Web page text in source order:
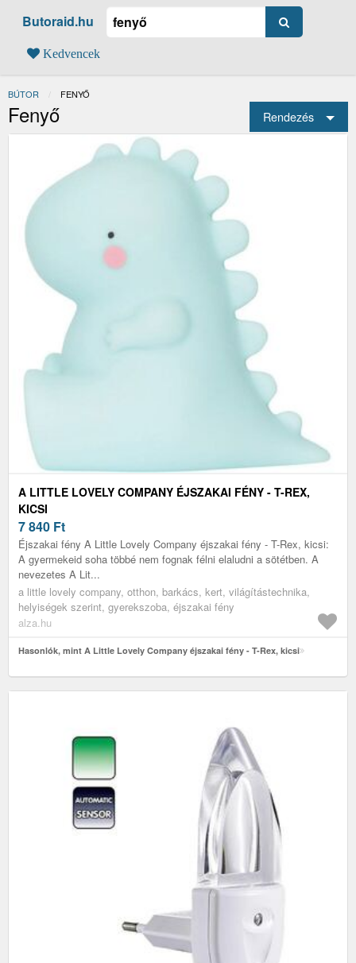
Butoraid.hu
Kedvencek
BÚTOR JELENLEGI:
FENYŐ
Fenyő Rendezés
A LITTLE LOVELY COMPANY ÉJSZAKAI FÉNY - T-REX,
KICSI
7 840 Ft
Éjszakai fény A Little Lovely Company éjszakai fény - T-Rex, kicsi:
A gyermekeid soha többé nem fognak félni elaludni a sötétben. A
nevezetes A Lit...
a little lovely company, otthon, barkács, kert, világítástechnika,
helyiségek szerint, gyerekszoba, éjszakai fény
alza.hu
Hasonlók, mint A Little Lovely Company éjszakai fény - T-Rex, kicsi